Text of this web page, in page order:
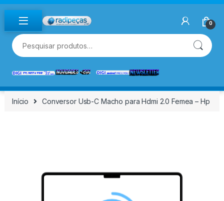
Skip to navigation
Skip to content
0
Pesquisar por:
Início Conversor Usb-C Macho para Hdmi 2.0 Femea – Hp